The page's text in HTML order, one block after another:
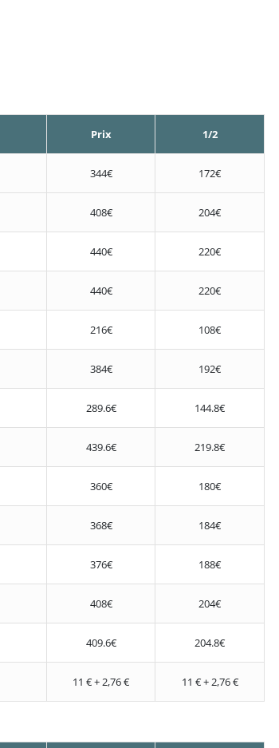
Prix 1/2
344€ 172€
408€ 204€
440€ 220€
440€ 220€
216€ 108€
384€ 192€
289.6€ 144.8€
439.6€ 219.8€
360€ 180€
368€ 184€
376€ 188€
408€ 204€
409.6€ 204.8€
11 € + 2,76 € 11 € + 2,76 €